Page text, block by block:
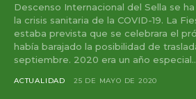
Descenso Internacional del Sella se
la crisis sanitaria de la COVID-19. La
estaba prevista que se celebrara el
había barajado la posibilidad de
septiembre. 2020 era un año
ACTUALIDAD 25 DE MAYO DE 2020